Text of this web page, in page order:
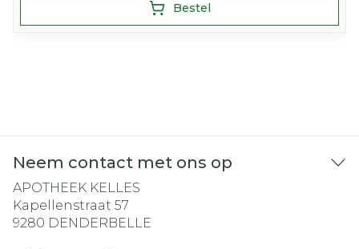
Bestel
Neem contact met ons op
APOTHEEK KELLES
Kapellenstraat 57
9280 DENDERBELLE